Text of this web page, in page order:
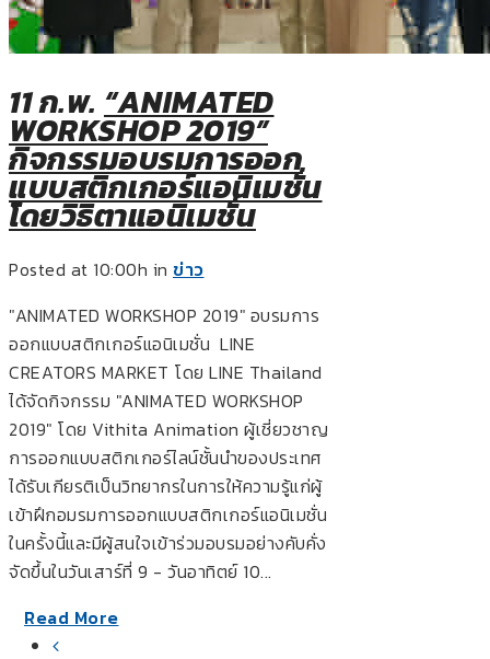
11 ก.พ. “ANIMATED
WORKSHOP 2019”
กิจกรรมอบรมการออก
แบบสติกเกอร์แอนิเมชั่น
โดยวิธิตาแอนิเมชั่น
Posted at 10:00h in ข่าว
"ANIMATED WORKSHOP 2019" อบรมการ
ออกแบบสติกเกอร์แอนิเมชั่น LINE
CREATORS MARKET โดย LINE Thailand
ได้จัดกิจกรรม "ANIMATED WORKSHOP
2019" โดย Vithita Animation ผู้เชี่ยวชาญ
การออกแบบสติกเกอร์ไลน์ชั้นนำของประเทศ
ได้รับเกียรติเป็นวิทยากรในการให้ความรู้แก่ผู้
เข้าฝึกอมรมการออกแบบสติกเกอร์แอนิเมชั่น
ในครั้งนี้และมีผู้สนใจเข้าร่วมอบรมอย่างคับคั่ง
จัดขึ้นในวันเสาร์ที่ 9 - วันอาทิตย์ 10...
Read More